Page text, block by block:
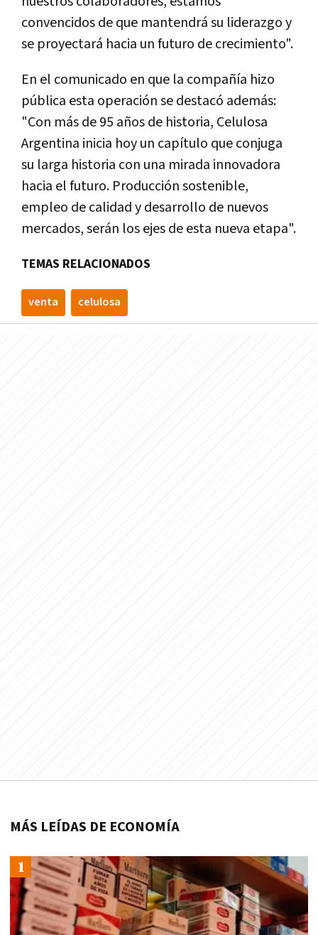
convencidos de que mantendrá su liderazgo y
se proyectará hacia un futuro de crecimiento".
En el comunicado en que la compañía hizo
pública esta operación se destacó además:
"Con más de 95 años de historia, Celulosa
Argentina inicia hoy un capítulo que conjuga
su larga historia con una mirada innovadora
hacia el futuro. Producción sostenible,
empleo de calidad y desarrollo de nuevos
mercados, serán los ejes de esta nueva etapa".
TEMAS RELACIONADOS
venta celulosa
MÁS LEÍDAS DE ECONOMÍA